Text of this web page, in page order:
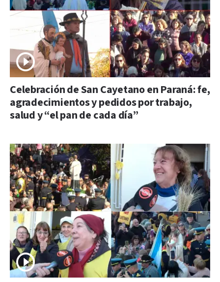
Celebración de San Cayetano en Paraná: fe,
agradecimientos y pedidos por trabajo,
salud y “el pan de cada día”